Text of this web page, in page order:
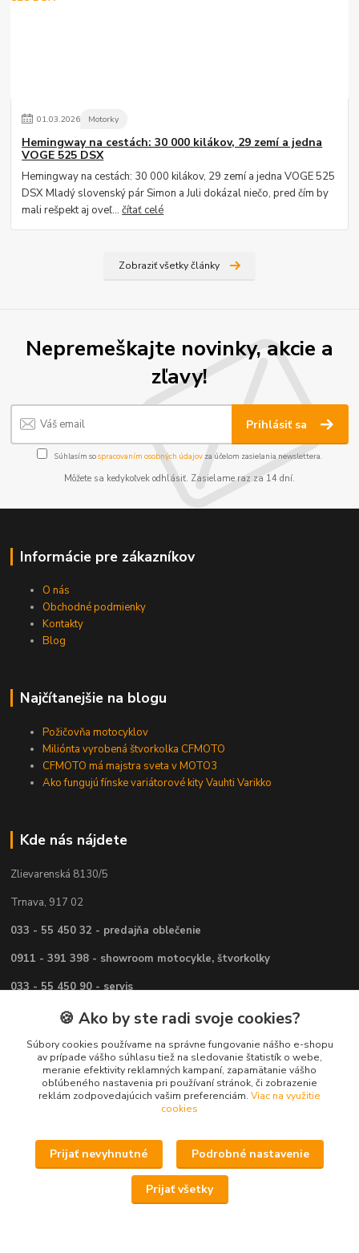
01.03.2026 Motorky
Hemingway na cestách: 30 000 kilákov, 29 zemí a jedna
VOGE 525 DSX
Hemingway na cestách: 30 000 kilákov, 29 zemí a jedna VOGE 525
DSX Mladý slovenský pár Simon a Juli dokázal niečo, pred čím by
mali rešpekt aj oveľ...čítať celé
Zobraziť všetky články
Nepremeškajte novinky, akcie a
zľavy!
Prihlásiť sa
Súhlasím sospracovaním osobných údajov za účelom zasielania newslettera.
Môžete sa kedykoľvek odhlásiť. Zasielame raz za 14 dní.
Informácie pre zákazníkov
O nás
Obchodné podmienky
Kontakty
Blog
Najčítanejšie na blogu
Požičovňa motocyklov
Miliónta vyrobená štvorkolka CFMOTO
CFMOTO má majstra sveta v MOTO3
Ako fungujú fínske variátorové kity Vauhti Varikko
Kde nás nájdete
Zlievarenská 8130/5
Trnava, 917 02
033 - 55 450 32 - predajňa oblečenie
0911 - 391 398 - showroom motocykle, štvorkolky
033 - 55 450 90 - servis
viac info vKONTAKTY
Potrebujete poradiť ?
🍪 Ako by ste radi svoje cookies?
Súbory cookies používame na správne fungovanie nášho e-shopu
av prípade vášho súhlasu tiež na sledovanie štatistík o webe,
meranie efektivity reklamných kampaní, zapamätanie vášho
obľúbeného nastavenia pri používaní stránok, či zobrazenie
reklám zodpovedajúcich vašim preferenciám. Viac na využitie
cookies
Prijať nevyhnutné Podrobné nastavenie
Prijať všetky